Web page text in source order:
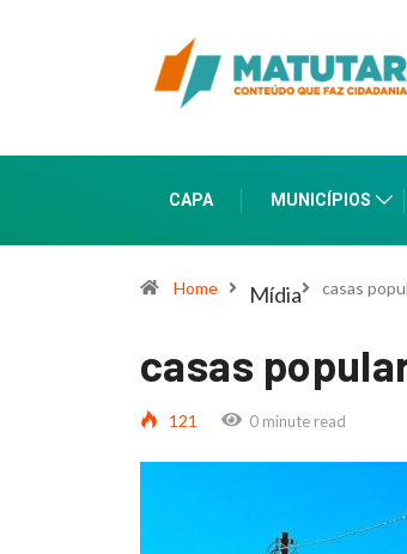
CAPA MUNICÍPIOS
Home Mídia casas
casas
121 0 minute read